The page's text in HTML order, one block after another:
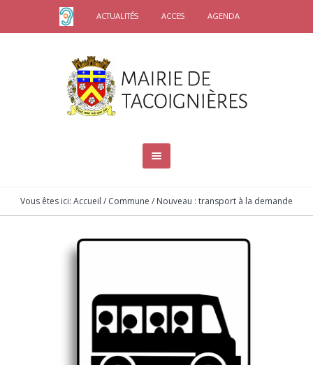
ACTUALITÉS ACCES AGENDA
Vous êtes ici: Accueil / Commune / Nouveau : transport à la demande